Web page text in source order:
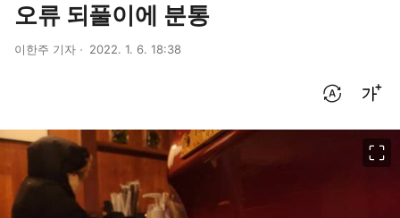
오류 되풀이에 분통
이한주 기자 2022. 1. 6. 18:38